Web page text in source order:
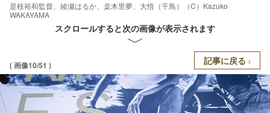
是枝裕和監督、綾瀬はるか、桒木里夢、大悟（千鳥）（C）Kazuko
WAKAYAMA
スクロールすると次の画像が表示されます
( 画像10/51 ) 記事に戻る